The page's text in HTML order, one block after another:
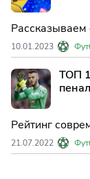
Рассказываем
10.01.2023
ТОП
Рейтинг
которых
21.07.2022